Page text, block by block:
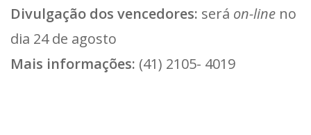
Divulgação dos vencedores: será on-line no
dia 24 de agosto
Mais informações: (41) 2105- 4019